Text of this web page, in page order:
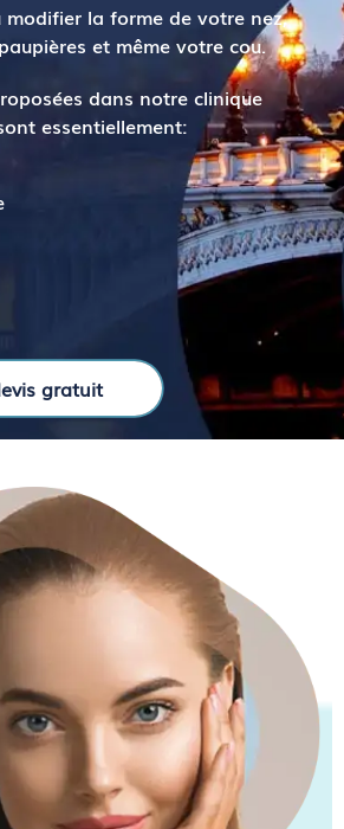
modifier la forme de votre nez,
et même votre cou.
dans notre clinique
essentiellement:
gratuit